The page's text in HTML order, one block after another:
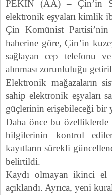
PEKİN (AA) – Çin’in
elektronik eşyaları kimlik
Çin Komünist Partisi’nin
haberine göre, Çin’in
sağlayan cep telefonu
alınması zorunluluğu
Elektronik mağazaların
sahip elektronik eşyaları
güçlerinin erişebileceği bir
Daha önce bu özelliklerde
bilgilerinin kontrol
kayıtların sürekli
belirtildi.
Kaydı olmayan ikinci el
açıklandı. Ayrıca, yeni